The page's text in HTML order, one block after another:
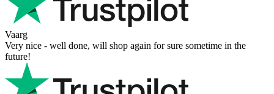
Vaarg
Very nice - well done, will shop again for sure sometime in the
future!